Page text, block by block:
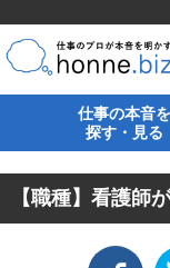
仕事の本音を
探す・見る
【職種】看護師